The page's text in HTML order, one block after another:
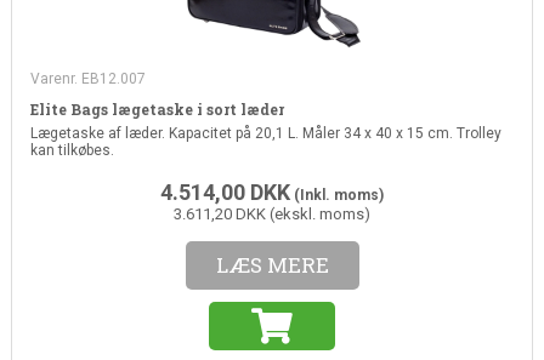
Varenr. EB12.007
Elite Bags lægetaske i sort læder
Lægetaske af læder. Kapacitet på 20,1 L. Måler 34 x 40 x 15 cm. Trolley
kan tilkøbes.
4.514,00 DKK (Inkl. moms)
3.611,20 DKK (ekskl. moms)
LÆS MERE